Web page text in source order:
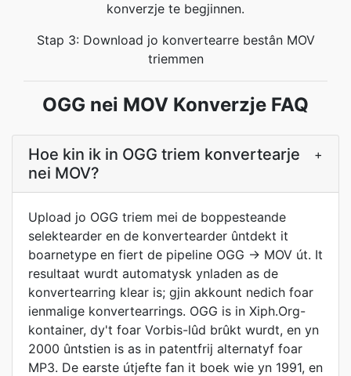
konverzje te begjinnen.
Stap 3: Download jo konvertearre bestân MOV
triemmen
OGG nei MOV Konverzje FAQ
Hoe kin ik in OGG triem konvertearje
nei MOV?
+
Upload jo OGG triem mei de boppesteande
selektearder en de konvertearder ûntdekt it
boarnetype en fiert de pipeline OGG → MOV út. It
resultaat wurdt automatysk ynladen as de
konvertearring klear is; gjin akkount nedich foar
ienmalige konvertearrings. OGG is in Xiph.Org-
kontainer, dy't foar Vorbis-lûd brûkt wurdt, en yn
2000 ûntstien is as in patentfrij alternatyf foar
MP3. De earste útjefte fan it boek wie yn 1991, en